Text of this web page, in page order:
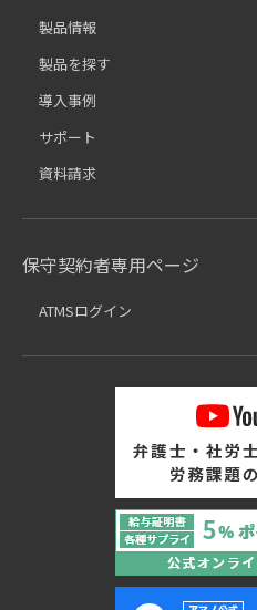
製品情報
製品を探す
導入事例
サポート
資料請求
保守契約者専用ページ
ATMSログイン